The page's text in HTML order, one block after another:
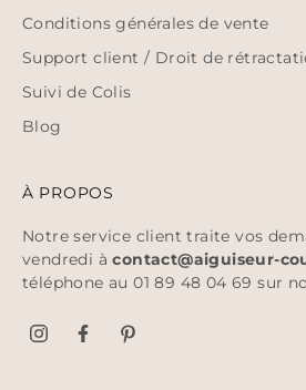
Conditions générales de vente
Support client / Droit de
Suivi de Colis
Blog
À PROPOS
Notre service client traite vos
vendredi àcontact@aiguiseur-
téléphone au 01 89 48 04 69 sur